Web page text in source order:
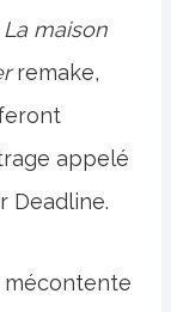
La maison
remake,
appelé
Deadline.
mécontente